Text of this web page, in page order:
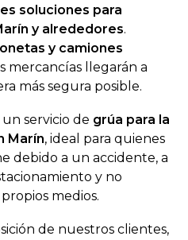
soluciones para
y alrededores.
y camiones
mercancías llegarán a
más segura posible.
servicio de grúa para la
Marín, ideal para quienes
debido a un accidente, a
y no
medios.
de nuestros clientes,